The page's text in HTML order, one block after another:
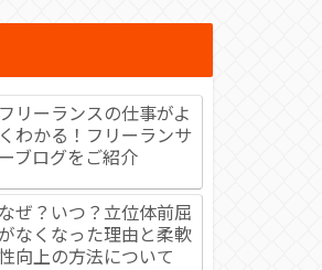
フリーランスの仕事がよ
くわかる！フリーランサ
ーブログをご紹介
なぜ？いつ？立位体前屈
なくなった理由と柔軟
向上の方法について